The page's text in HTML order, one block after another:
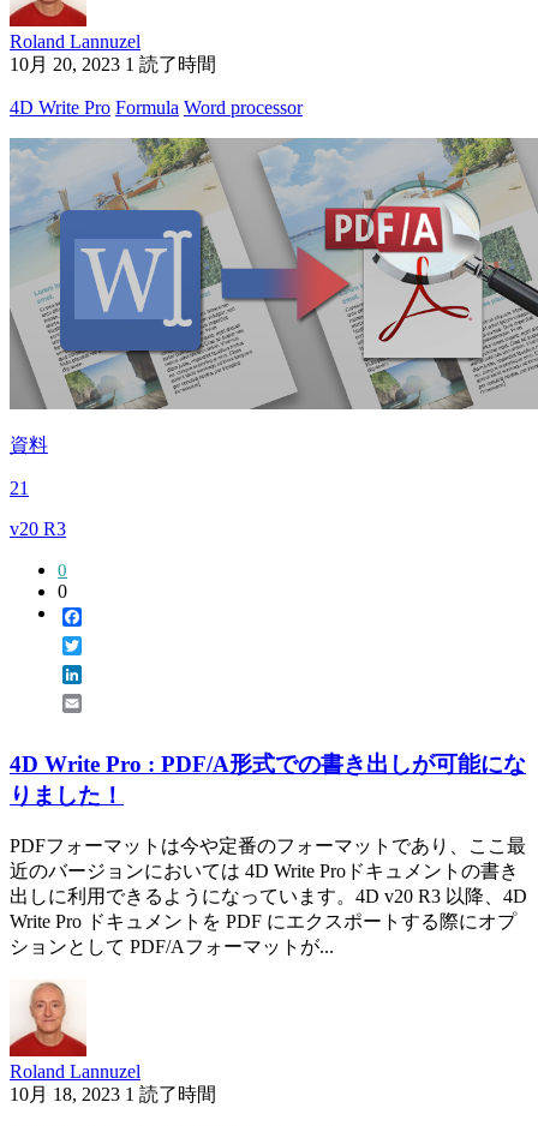
Roland Lannuzel
10月 20, 2023 1 読了時間
4D Write Pro Formula Word processor
資料
21
v20 R3
0
0
4D Write Pro : PDF/A形式での書き出しが可能にな
りました！
PDFフォーマットは今や定番のフォーマットであり、ここ最
近のバージョンにおいては 4D Write Proドキュメントの書き
出しに利用できるようになっています。4D v20 R3 以降、4D
Write Pro ドキュメントを PDF にエクスポートする際にオプ
ションとして PDF/Aフォーマットが...
Roland Lannuzel
10月 18, 2023 1 読了時間